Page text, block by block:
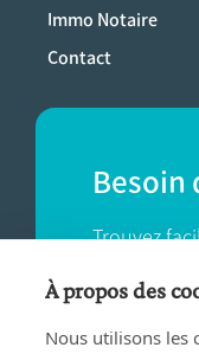
Immo Notaire
Contact
Besoin
Trouvez
près de
TROUVER
À propos des
Nous utilisons les